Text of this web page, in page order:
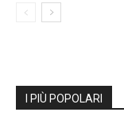
I PIÙ POPOLARI